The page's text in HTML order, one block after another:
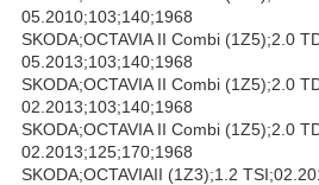
05.2010;103;140;1968
SKODA;OCTAVIA II Combi (1Z5);2.0
05.2013;103;140;1968
SKODA;OCTAVIA II Combi (1Z5);2.0
02.2013;103;140;1968
SKODA;OCTAVIA II Combi (1Z5);2.0
02.2013;125;170;1968
SKODA;OCTAVIAII (1Z3);1.2